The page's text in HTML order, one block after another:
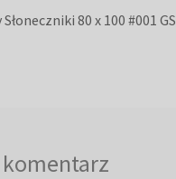
80 x 100 #001 GS